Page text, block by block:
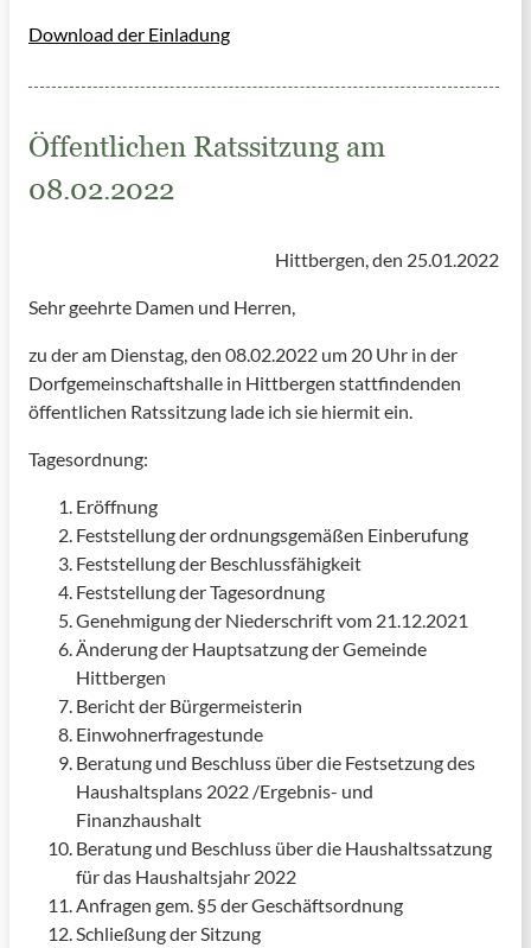
Download der Einladung
Öffentlichen Ratssitzung am
08.02.2022
Hittbergen, den 25.01.2022
Sehr geehrte Damen und Herren,
zu der am Dienstag, den 08.02.2022 um 20 Uhr in der
Dorfgemeinschaftshalle in Hittbergen stattfindenden
öffentlichen Ratssitzung lade ich sie hiermit ein.
Tagesordnung:
Eröffnung
Feststellung der ordnungsgemäßen Einberufung
Feststellung der Beschlussfähigkeit
Feststellung der Tagesordnung
Genehmigung der Niederschrift vom 21.12.2021
Änderung der Hauptsatzung der Gemeinde
Hittbergen
Bericht der Bürgermeisterin
Einwohnerfragestunde
Beratung und Beschluss über die Festsetzung des
Haushaltsplans 2022 /Ergebnis- und
Finanzhaushalt
Beratung und Beschluss über die Haushaltssatzung
für das Haushaltsjahr 2022
Anfragen gem. §5 der Geschäftsordnung
Schließung der Sitzung